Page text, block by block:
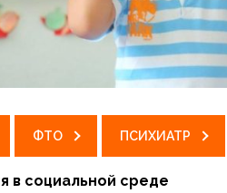
ФТО ПСИХИАТР
в социальной среде